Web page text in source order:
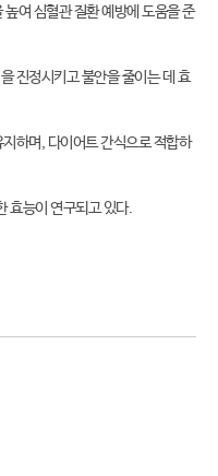
여 심혈관 질환 예방에 도움을 준
진정시키고 불안을 줄이는 데 효
하며, 다이어트 간식으로 적합하
효능이 연구되고 있다.